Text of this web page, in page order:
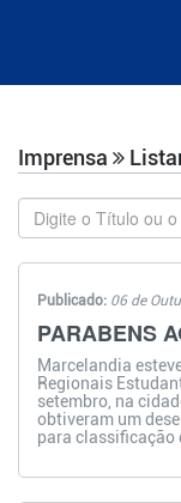
Imprensa
Publicado: 06 de
PARABENS
Marcelandia
Regionais
setembro, na
obtiveram um
para classificação